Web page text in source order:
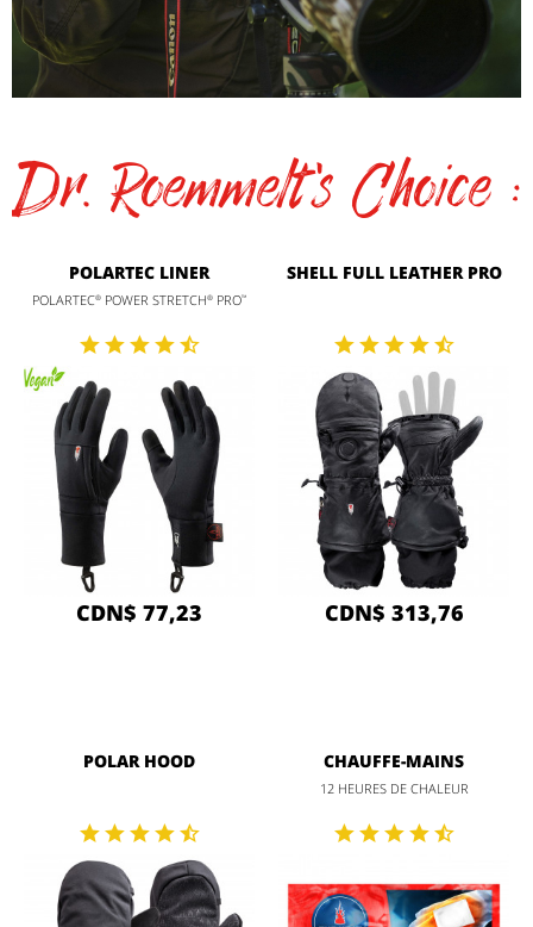
Dr. Roemmelt's Choice :
POLARTEC LINER
POLARTEC® POWER STRETCH® PRO™
CDN$ 77,23
SHELL FULL LEATHER PRO
CDN$ 313,76
POLAR HOOD CHAUFFE-MAINS
12 HEURES DE CHALEUR